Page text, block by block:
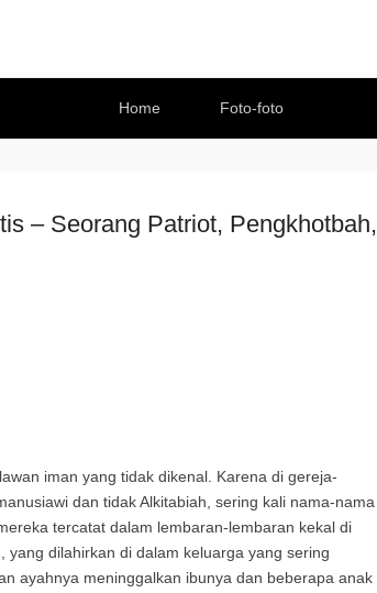
Home
Foto-foto
– Seorang Patriot, Pengkhotbah,
iman yang tidak dikenal. Karena di gereja-
dan tidak Alkitabiah, sering kali nama-nama
tercatat dalam lembaran-lembaran kekal di
dilahirkan di dalam keluarga yang sering
ayahnya meninggalkan ibunya dan beberapa anak